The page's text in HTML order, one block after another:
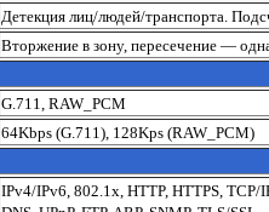
Детекция лиц/людей/транспорта.
Вторжение в зону, пересечение —
G.711, RAW_PCM
64Kbps (G.711), 128Kps (RAW_PCM)
IPv4/IPv6, 802.1x, HTTP, HTTPS, TCP/